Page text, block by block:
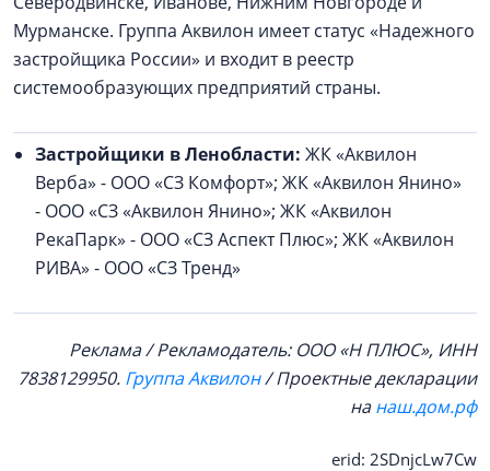
Мурманске. Группа Аквилон имеет статус «Надежного
застройщика России» и входит в реестр
системообразующих предприятий страны.
Застройщики в Ленобласти: ЖК «Аквилон
Верба» - ООО «СЗ Комфорт»; ЖК «Аквилон Янино»
- ООО «СЗ «Аквилон Янино»; ЖК «Аквилон
РекаПарк» - ООО «СЗ Аспект Плюс»; ЖК «Аквилон
РИВА» - ООО «СЗ Тренд»
Реклама / Рекламодатель: ООО «Н ПЛЮС», ИНН
7838129950. Группа Аквилон/ Проектные декларации
нанаш.дом.рф
erid: 2SDnjcLw7Cw